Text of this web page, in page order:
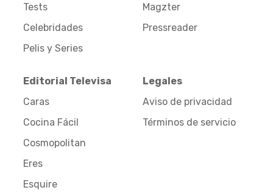
Tests
Celebridades
Pelis y Series
Magzter
Pressreader
Editorial Televisa
Caras
Cocina Fácil
Cosmopolitan
Eres
Esquire
Legales
Aviso de privacidad
Términos de servicio